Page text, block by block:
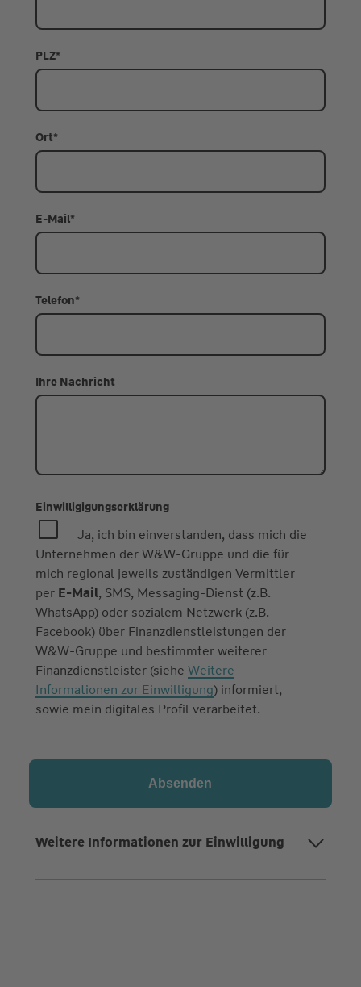
PLZ*
Ort*
E-Mail*
Telefon*
Ihre Nachricht
Einwilligigungserklärung
Ja, ich bin einverstanden, dass mich die
Unternehmen der W&W-Gruppe und die für
mich regional jeweils zuständigen Vermittler
per E-Mail, SMS, Messaging-Dienst (z.B.
WhatsApp) oder sozialem Netzwerk (z.B.
Facebook) über Finanzdienstleistungen der
W&W-Gruppe und bestimmter weiterer
Finanzdienstleister (siehe Weitere
Informationen zur Einwilligung) informiert,
sowie mein digitales Profil verarbeitet.
Weitere Informationen zur Einwilligung